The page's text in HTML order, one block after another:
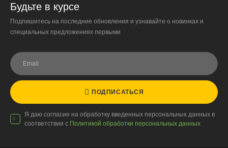
Организация парковки и подъёма на территории
«Москва-Сити» обеспечиваются покупателем.
Надёжность
Доставку выполняют штатные курьеры на специализированных
автомобилях с температурным контролем — это гарантирует
Будьте в курсе
Подпишитесь на последние обновления и узнавайте о новинках и
специальных предложениях первыми
ПОДПИСАТЬСЯ
Я даю согласие на обработку введенных персональных данных в
соответствии с Политикой обработки персональных данных